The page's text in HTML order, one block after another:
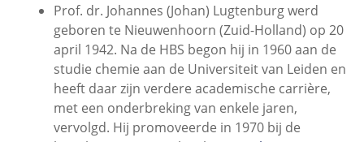
Spring
naar
het
menu
Prof. dr. Johannes (Johan) Lugtenburg werd
geboren te Nieuwenhoorn (Zuid-Holland) op 20
april 1942. Na de HBS begon hij in 1960 aan de
studie chemie aan de Universiteit van Leiden en
heeft daar zijn verdere academische carrière,
met een onderbreking van enkele jaren,
vervolgd. Hij promoveerde in 1970 bij de